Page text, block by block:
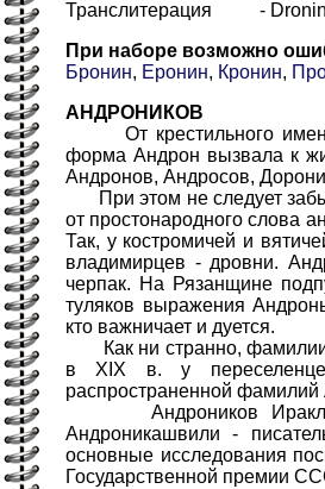
Транслитерация - Dronin
При наборе возможно
Бронин, Еронин, Кронин,
АНДРОНИКОВ
От крестильного имени
форма Андрон вызвала к
Андронов, Андросов,
При этом не следует
от простонародного слова
Так, у костромичей и
владимирцев - дровни.
черпак. На Рязанщине
туляков выражения
кто важничает и дуется.
Как ни странно, фамилии
в XIX в. у
распространенной
Андроников Ираклий
Андроникашвили -
основные исследования
Государственной премии